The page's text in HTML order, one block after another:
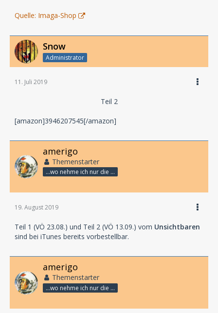
Quelle: Imaga-Shop
Snow
Administrator
11. Juli 2019
Teil 2
[amazon]3946207545[/amazon]
amerigo
Themenstarter
...wo nehme ich nur die Zeit her, so vieles nicht zu hören?
19. August 2019
Teil 1 (VÖ 23.08.) und Teil 2 (VÖ 13.09.) vom Unsichtbaren
sind bei iTunes bereits vorbestellbar.
amerigo
Themenstarter
...wo nehme ich nur die Zeit her, so vieles nicht zu hören?